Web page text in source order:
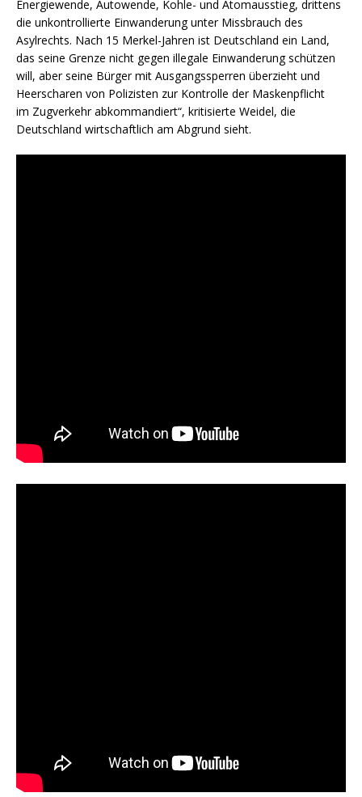
Energiewende, Autowende, Kohle- und Atomausstieg, drittens
die unkontrollierte Einwanderung unter Missbrauch des
Asylrechts. Nach 15 Merkel-Jahren ist Deutschland ein Land,
das seine Grenze nicht gegen illegale Einwanderung schützen
will, aber seine Bürger mit Ausgangssperren überzieht und
Heerscharen von Polizisten zur Kontrolle der Maskenpflicht
im Zugverkehr abkommandiert“, kritisierte Weidel, die
Deutschland wirtschaftlich am Abgrund sieht.